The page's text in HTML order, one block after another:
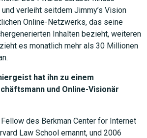
verleiht seitdem Jimmy’s Vision
Online-Netzwerks, das seine
Inhalten bezieht, weiteren
es monatlich mehr als 30 Millionen
hat ihn zu einem
und Online-Visionär
des Berkman Center for Internet
Law School ernannt, und 2006